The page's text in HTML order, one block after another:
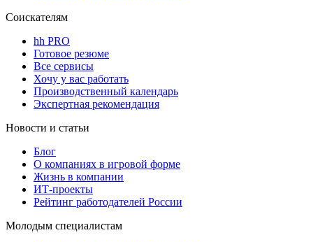
Соискателям
hh PRO
Готовое резюме
Все сервисы
Хочу у вас работать
Производственный календарь
Экспертная рекомендация
Новости и статьи
Блог
О компаниях в игровой форме
Жизнь в компании
ИТ-проекты
Рейтинг работодателей России
Молодым специалистам